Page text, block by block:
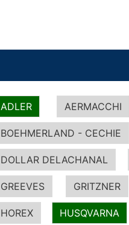
ADLER AERMACCHI
BOEHMERLAND - CECHIE
DOLLAR DELACHANAL
GREEVES GRITZNER
HOREX HUSQVARNA